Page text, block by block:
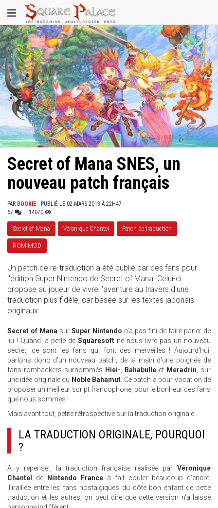
au
contenu
principal
Toggle
navigation
Secret of Mana SNES, un
nouveau patch français
PAR DOOKIE - PUBLIÉ LE 02 MARS 2013 À 22H47
67
14070
Secret of Mana Véronique Chantel Patch de traduction
ROM MOD
Un patch de re-traduction a été publié par des fans pour
l'édition Super Nintendo de Secret of Mana. Celui-ci
propose au joueur de vivre l'aventure au travers d'une
traduction plus fidèle, car basée sur les textes japonais
originaux.
Secret of Mana sur Super Nintendo n'a pas fini de faire parler de
lui ! Quand la perle de Squaresoft ne nous livre pas un nouveau
secret, ce sont les fans qui font des merveilles ! Aujourd'hui,
parlons donc d'un nouveau patch, de la main d'une poignée de
fans romhackers surnommés Hiei- Bahabulle et Meradrin , sur
une idée originale du Noble Bahamut . Ce patch a pour vocation de
proposer un meilleur script francophone, pour le bonheur des fans
que nous sommes !
Mais avant tout, petite rétrospective sur la traduction originale...
LA TRADUCTION ORIGINALE, POURQUOI
?
A y repenser, la traduction française réalisée par Véronique
Chantel de Nintendo France a fait couler beaucoup d'encre.
Tiraillée entre les fans nostalgiques du côté bon enfant de cette
traduction et les autres, on peut dire que cette version n'a laissé